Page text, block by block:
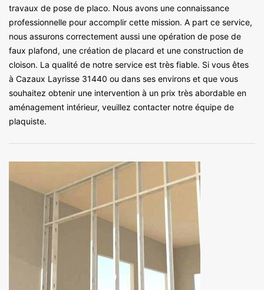
travaux de pose de placo. Nous avons une connaissance
professionnelle pour accomplir cette mission. A part ce service,
nous assurons correctement aussi une opération de pose de
faux plafond, une création de placard et une construction de
cloison. La qualité de notre service est très fiable. Si vous êtes
à Cazaux Layrisse 31440 ou dans ses environs et que vous
souhaitez obtenir une intervention à un prix très abordable en
aménagement intérieur, veuillez contacter notre équipe de
plaquiste.